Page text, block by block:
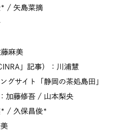
* / 矢島菜摘
藤麻美
」記事）：川浦慧
グサイト「静岡の茶処島田」
加藤修吾 / 山本梨央
* / 久保昌俊*